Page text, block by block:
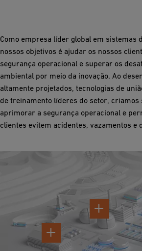
Como empresa líder global em sistemas
nossos objetivos é ajudar os nossos
segurança operacional e superar os
ambiental por meio da inovação. Ao
altamente projetados, tecnologias de
de treinamento líderes do setor, criamos
aprimorar a segurança operacional e
clientes evitem acidentes, vazamentos e